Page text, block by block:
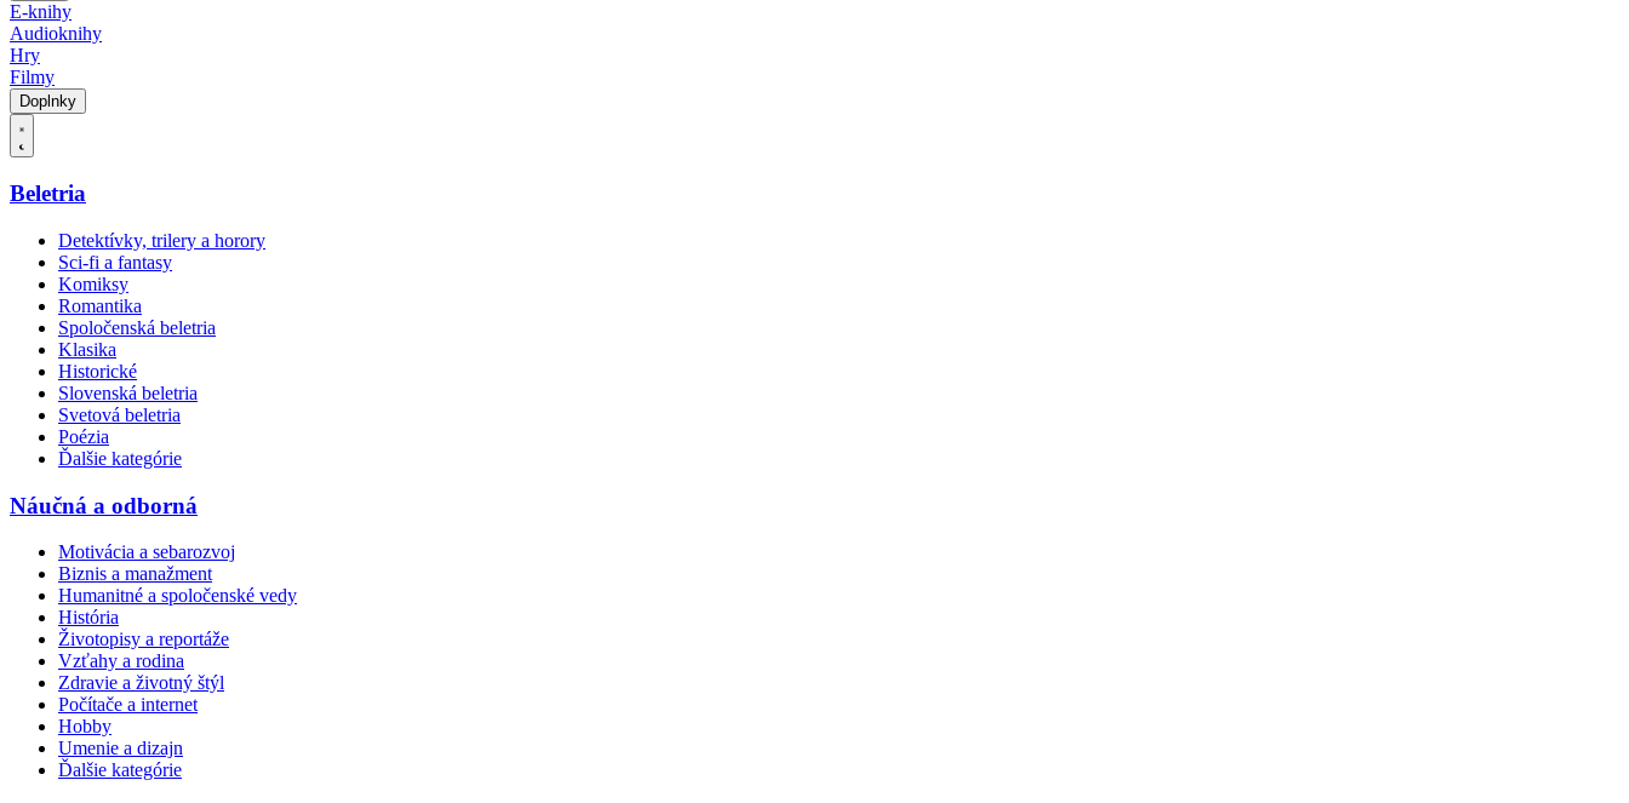
E-knihy
Audioknihy
Hry
Filmy
Doplnky
Beletria
Detektívky, trilery a horory
Sci-fi a fantasy
Komiksy
Romantika
Spoločenská beletria
Klasika
Historické
Slovenská beletria
Svetová beletria
Poézia
Ďalšie kategórie
Náučná a odborná
Motivácia a sebarozvoj
Biznis a manažment
Humanitné a spoločenské vedy
História
Životopisy a reportáže
Vzťahy a rodina
Zdravie a životný štýl
Počítače a internet
Hobby
Umenie a dizajn
Ďalšie kategórie